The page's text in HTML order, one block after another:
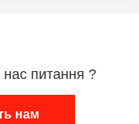
питання ?
нам